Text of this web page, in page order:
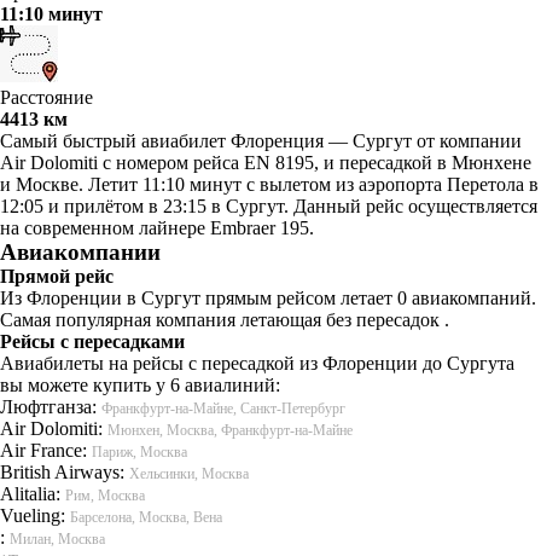
11:10 минут
Расстояние
4413 км
Самый быстрый авиабилет Флоренция — Сургут от компании
Air Dolomiti с номером рейса EN 8195, и пересадкой в Мюнхене
и Москве. Летит 11:10 минут с вылетом из аэропорта Перетола в
12:05 и прилётом в 23:15 в Сургут. Данный рейс осуществляется
на современном лайнере Embraer 195.
Авиакомпании
Прямой рейс
Из Флоренции в Сургут прямым рейсом летает 0 авиакомпаний.
Самая популярная компания летающая без пересадок .
Рейсы с пересадками
Авиабилеты на рейсы с пересадкой из Флоренции до Сургута
вы можете купить у 6 авиалиний:
Люфтганза: Франкфурт-на-Майне, Санкт-Петербург
Air Dolomiti: Мюнхен, Москва, Франкфурт-на-Майне
Air France: Париж, Москва
British Airways: Хельсинки, Москва
Alitalia: Рим, Москва
Vueling: Барселона, Москва, Вена
: Милан, Москва